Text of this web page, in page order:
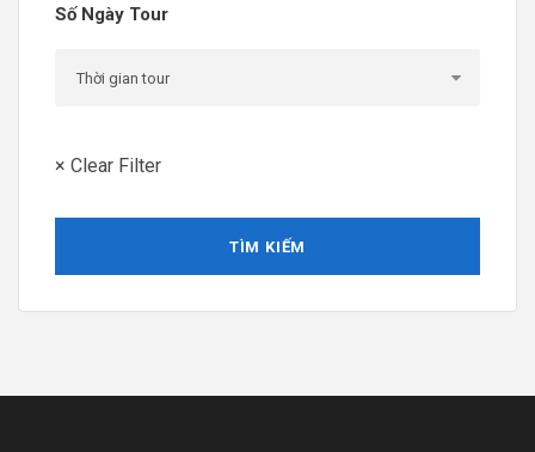
Số Ngày Tour
× Clear Filter